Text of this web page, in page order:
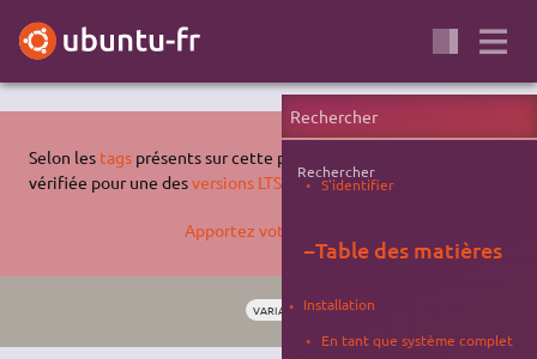
Selon les tags présents sur cette page, celle-ci n'a pas été
vérifiée pour une desversions LTS supportées d'Ubuntu
Apportez votre aide…
VARIANTE ENVIRONNEMENTS
Rechercher
S'identifier
−Table des matières
Installation
En tant que système complet